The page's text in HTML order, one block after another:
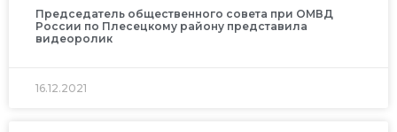
Председатель общественного совета при ОМВД
России по Плесецкому району представила
видеоролик
16.12.2021